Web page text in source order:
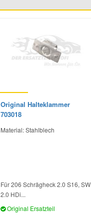
Original Halteklammer
703018
Material: Stahlblech
Für 206 Schrägheck 2.0 S16, SW
2.0 HDi...
Original Ersatzteil